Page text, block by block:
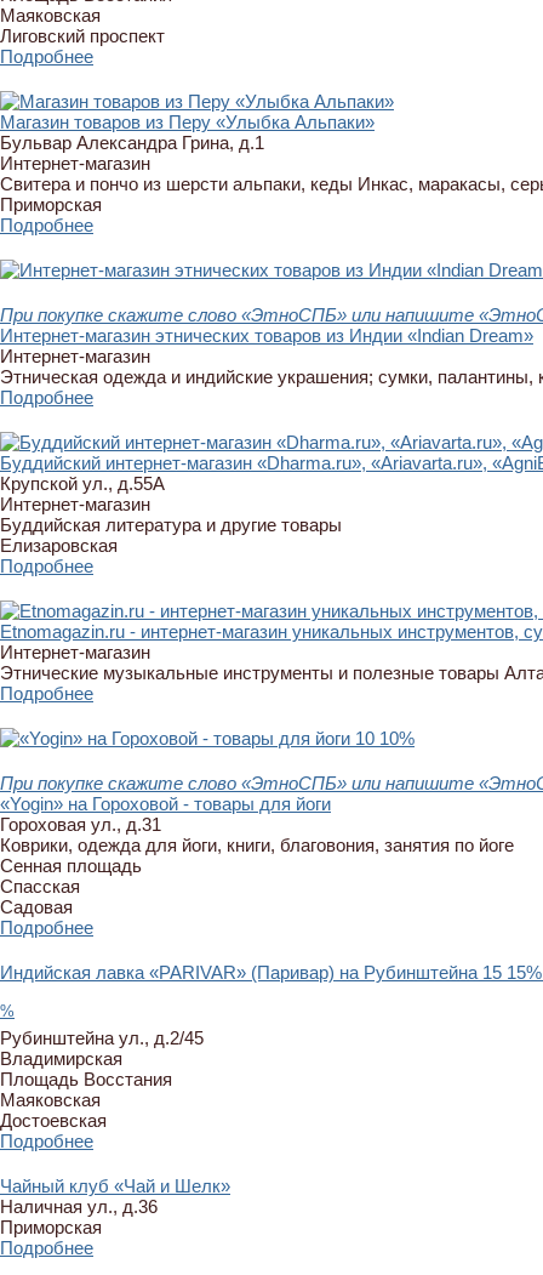
Маяковская
Лиговский проспект
Подробнее
Магазин товаров из Перу «Улыбка Альпаки»
Бульвар Александра Грина, д.1
Интернет-магазин
Свитера и пончо из шерсти альпаки, кеды Инкас, маракасы,
Приморская
Подробнее
При покупке скажите слово «ЭтноСПБ» или напишите
Интернет-магазин этнических товаров из Индии «Indian Dream»
Интернет-магазин
Этническая одежда и индийские украшения; сумки, палантины,
Подробнее
Буддийский интернет-магазин «Dharma.ru», «Ariavarta.ru»,
Крупской ул., д.55А
Интернет-магазин
Буддийская литература и другие товары
Елизаровская
Подробнее
Etnomagazin.ru - интернет-магазин уникальных инструментов,
Интернет-магазин
Этнические музыкальные инструменты и полезные товары
Подробнее
10 10%
При покупке скажите слово «ЭтноСПБ» или напишите
«Yogin» на Гороховой - товары для йоги
Гороховая ул., д.31
Коврики, одежда для йоги, книги, благовония, занятия по йоге
Сенная площадь
Спасская
Садовая
Подробнее
Индийская лавка «PARIVAR» (Паривар) на Рубинштейна 15
%
Рубинштейна ул., д.2/45
Владимирская
Площадь Восстания
Маяковская
Достоевская
Подробнее
Чайный клуб «Чай и Шелк»
Наличная ул., д.36
Приморская
Подробнее